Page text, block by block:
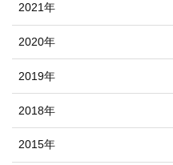
2021年
2020年
2019年
2018年
2015年